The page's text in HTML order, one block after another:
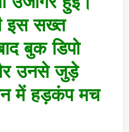
इस सख्त
बुक डिपो
उनसे जुड़े
में हड़कंप मच